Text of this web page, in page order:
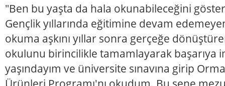
"Ben bu yaşta da hala okunabileceğini
Gençlik yıllarında eğitimine devam
okuma aşkını yıllar sonra gerçeğe
okulunu birincilikle tamamlayarak başarıya
yaşındayım ve üniversite sınavına girip